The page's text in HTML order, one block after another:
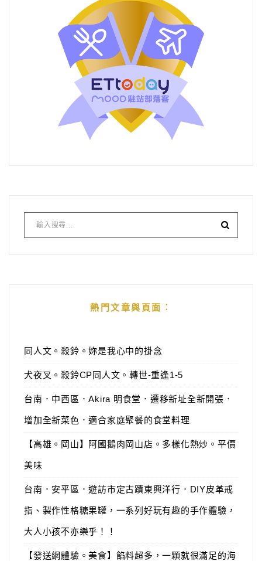
熱門文章與頁面︰
同人文。殺鈴。妳是我心中的掛念
犬夜叉。殺鈴CP同人文。轉世-重逢1-5
台南．中西區．Akira 明食堂．遷移新址全新開張．
增加全新菜色．適合家庭聚餐的食堂料理
【高雄。岡山】阿國鵝肉岡山店。多樣化熱炒。平價
美味
台南．安平區．遊訪市定古蹟東興洋行．DIY皮革戒
指、製作性格糖果罐，一系列好玩有趣的手作體驗，
大人小孩不亦樂乎！！
【發送網體驗。美食】餡料超多，一顆就很滿足的海